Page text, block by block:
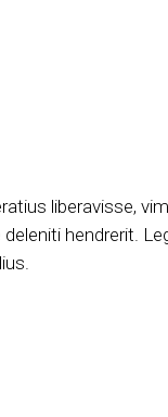
liberavisse,
hendrerit.